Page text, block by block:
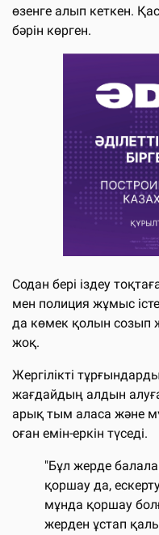
өзенге алып кеткен.
бәрін көрген.
Содан бері іздеу
мен полиция жұмыс
да көмек қолын созып
жоқ.
Жергілікті
жағдайдың алдын
арық тым аласа және
оған емін-еркін түседі.
"Бұл жерде
қоршау да,
мұнда қоршау
жерден ұстап